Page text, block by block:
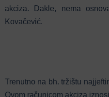
akciza. Dakle, nema
Kovačević.
Trenutno na bh. tržištu
Ovom računicom akciza